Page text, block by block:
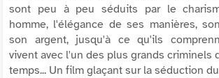
sont peu à peu séduits par le
homme, l'élégance de ses manières,
son argent, jusqu'à ce qu'ils
vivent avec l'un des plus grands criminels
temps... Un film glaçant sur la séduction